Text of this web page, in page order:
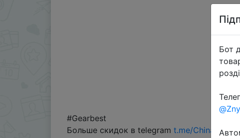
#Gearbest
Больше скидок в telegram t.me/
Бот